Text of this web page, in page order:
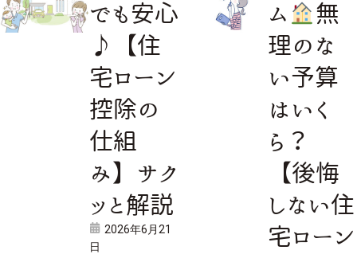
でも安心
♪【住
宅ローン
控除の
仕組
み】サク
ッと解説
2026年6月21
日
ム
無
理のな
い予算
はいく
ら？
【後悔
しない住
宅ローン